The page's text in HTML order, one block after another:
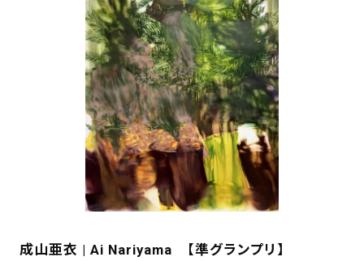
成山亜衣 | Ai Nariyama 【準グランプリ】